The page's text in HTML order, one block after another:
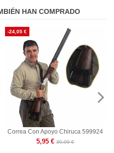
HAN COMPRADO
-24,05 €
Correa Con Apoyo Chiruca 599924
5,95 € 30,00 €